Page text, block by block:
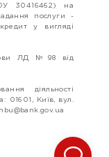
30416462) на
послуги -
у вигляді
ЛД №98 від
діяльності
01601, Київ, вул.
nbu@bank.gov.ua